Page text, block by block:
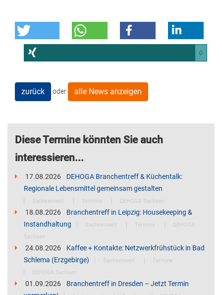
0
zurück oder alle News anzeigen
Diese Termine könnten Sie auch
interessieren...
17.08.2026
DEHOGA Branchentreff & Küchentalk:
Regionale Lebensmittel gemeinsam gestalten
Sachsenweit Termine DEHOGA Sachsen
18.08.2026
Branchentreff in Leipzig: Housekeeping &
Instandhaltung
Sachsenweit Termine
DEHOGA
Sachsen
24.08.2026
Kaffee + Kontakte: Netzwerkfrühstück in Bad
Schlema (Erzgebirge)
Sachsenweit
Termine
DEHOGA Sachsen
01.09.2026
Branchentreff in Dresden – Jetzt Termin